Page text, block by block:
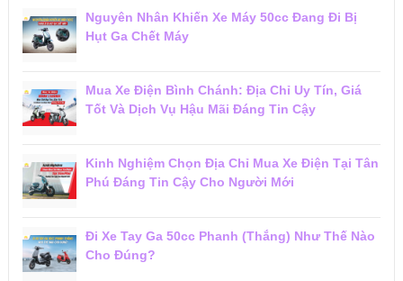
Nguyên Nhân Khiến Xe Máy 50cc Đang Đi Bị
Hụt Ga Chết Máy
Mua Xe Điện Bình Chánh: Địa Chỉ Uy Tín, Giá
Tốt Và Dịch Vụ Hậu Mãi Đáng Tin Cậy
Kinh Nghiệm Chọn Địa Chỉ Mua Xe Điện Tại Tân
Phú Đáng Tin Cậy Cho Người Mới
Đi Xe Tay Ga 50cc Phanh (Thắng) Như Thế Nào
Cho Đúng?